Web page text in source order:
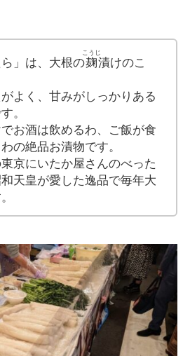
ら」は、大根の麹
こうじ
漬けのこ
よく、甘みがしっかりある
。
お酒は飲めるわ、ご飯が食
の絶品お漬物です。
京にいたか屋さんのべった
天皇が愛した逸品で毎年大